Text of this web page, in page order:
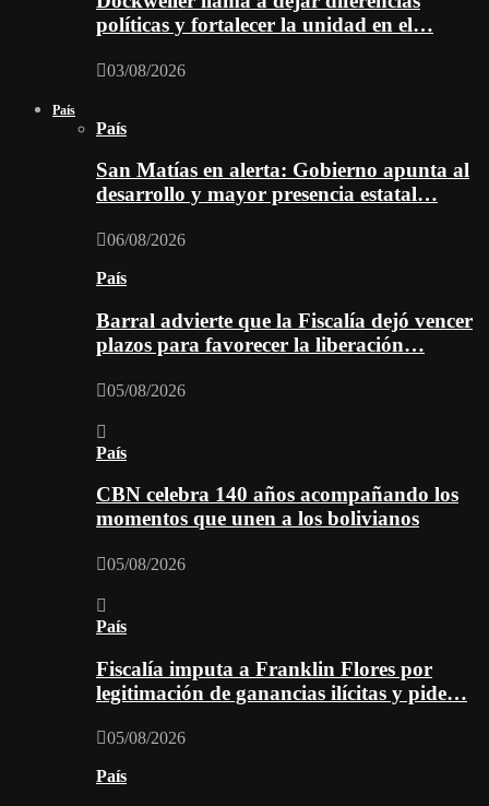
políticas y fortalecer la unidad en el…
03/08/2026
País
País
San Matías en alerta: Gobierno apunta al
desarrollo y mayor presencia estatal…
06/08/2026
País
Barral advierte que la Fiscalía dejó vencer
plazos para favorecer la liberación…
05/08/2026
País
CBN celebra 140 años acompañando los
momentos que unen a los bolivianos
05/08/2026
País
Fiscalía imputa a Franklin Flores por
legitimación de ganancias ilícitas y pide…
05/08/2026
País